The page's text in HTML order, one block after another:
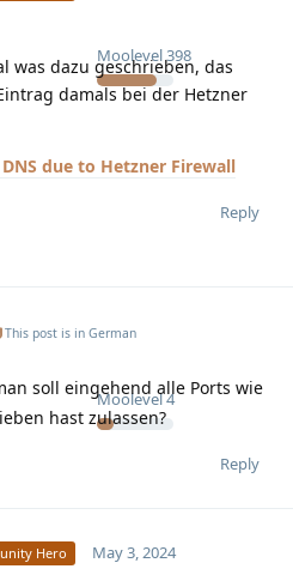
Moolevel398
was dazu geschrieben, das
damals bei der Hetzner
due to Hetzner Firewall
Reply
Moolevel4
This post is in German
soll eingehend alle Ports wie
hast zulassen?
Reply
Hero
May 3, 2024